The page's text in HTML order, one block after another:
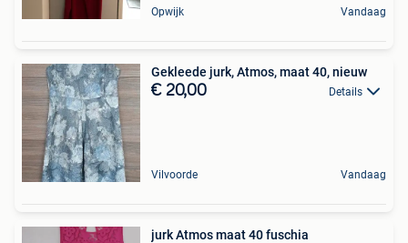
Opwijk Vandaag
Gekleede jurk, Atmos, maat 40, nieuw
€ 20,00 Details
Vilvoorde Vandaag
jurk Atmos maat 40 fuschia